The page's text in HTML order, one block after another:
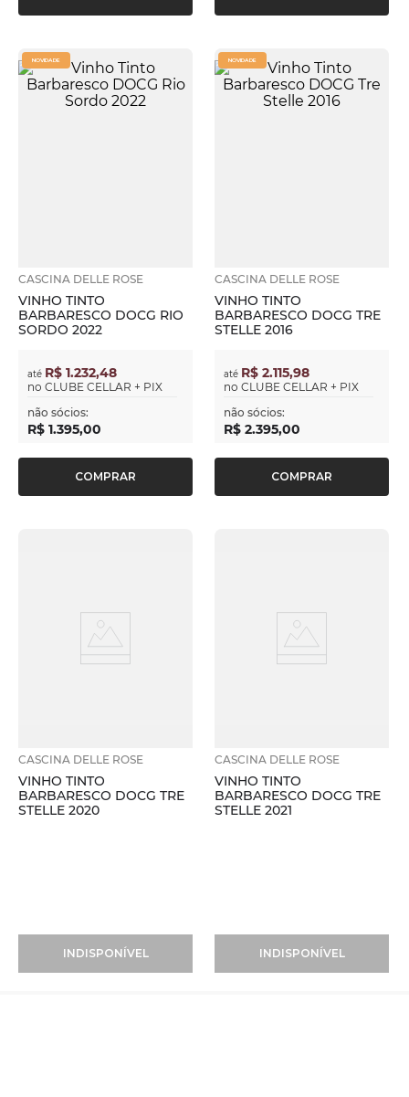
NOVIDADE
CASCINA DELLE ROSE
VINHO TINTO
BARBARESCO DOCG RIO
SORDO 2022
até R$ 1.232,48
no CLUBE CELLAR + PIX
não sócios:
R$ 1.395,00
COMPRAR
NOVIDADE
CASCINA DELLE ROSE
VINHO TINTO
BARBARESCO DOCG TRE
STELLE 2016
até R$ 2.115,98
no CLUBE CELLAR + PIX
não sócios:
R$ 2.395,00
COMPRAR
CASCINA DELLE ROSE
VINHO TINTO
BARBARESCO DOCG TRE
STELLE 2020
INDISPONÍVEL
CASCINA DELLE ROSE
VINHO TINTO
BARBARESCO DOCG TRE
STELLE 2021
INDISPONÍVEL